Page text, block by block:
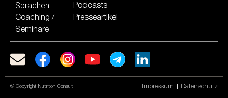
Sprachen
Coaching /
Seminare
Podcasts
Presseartikel
© Copyright Nutrition Consult Impressum Datenschutz